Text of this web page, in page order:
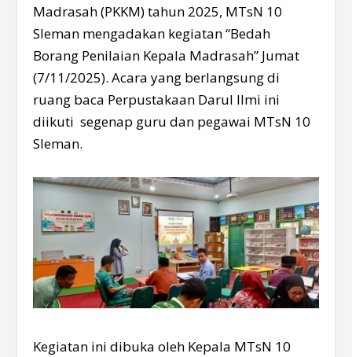
Madrasah (PKKM) tahun 2025, MTsN 10
Sleman mengadakan kegiatan “Bedah
Borang Penilaian Kepala Madrasah” Jumat
(7/11/2025). Acara yang berlangsung di
ruang baca Perpustakaan Darul Ilmi ini
diikuti segenap guru dan pegawai MTsN 10
Sleman.
Kegiatan ini dibuka oleh Kepala MTsN 10